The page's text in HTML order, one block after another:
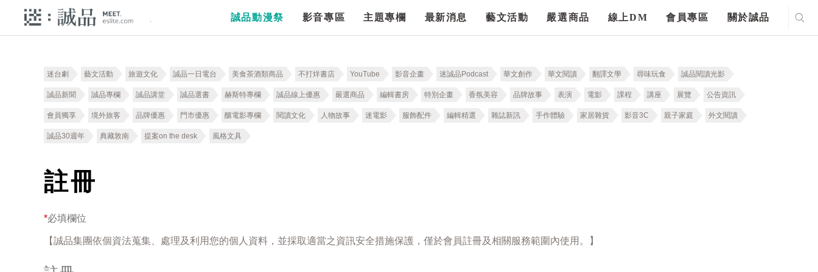
誠品動漫祭 影音專區 主題專欄 最新消息 藝文活動 嚴選商品 線上DM 會員專區 關於誠品
迷台劇 藝文活動 旅遊文化 誠品一日電台 美食茶酒類商品 不打烊書店 YouTube 影音企畫 迷誠品Podcast 華文創作 華文閱讀 翻譯文學 尋味玩食 誠品閱讀光影
誠品新聞 誠品專欄 誠品講堂 誠品選書 赫斯特專欄 誠品線上優惠 嚴選商品 編輯書房 特別企畫 香氛美容 品牌故事 表演 電影 課程 講座 展覽 公告資訊
會員獨享 境外旅客 品牌優惠 門市優惠 釀電影專欄 閱讀文化 人物故事 迷電影 服飾配件 編輯精選 雜誌新訊 手作體驗 家居雜貨 影音3C 親子家庭 外文閱讀
誠品30週年 典藏敦南 提案on the desk 風格文具
註冊
*必填欄位
【誠品集團依個資法蒐集、處理及利用您的個人資料，並採取適當之資訊安全措施保護，僅於會員註冊及相關服務範圍內使用。】